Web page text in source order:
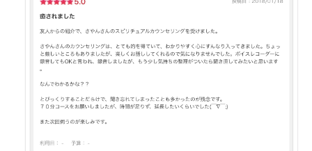
ご予約/お問い合わせ